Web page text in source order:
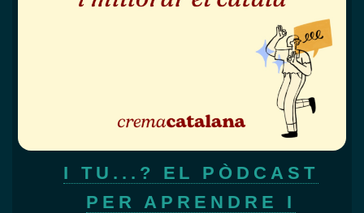
I TU...? EL PÒDCAST
PER APRENDRE I